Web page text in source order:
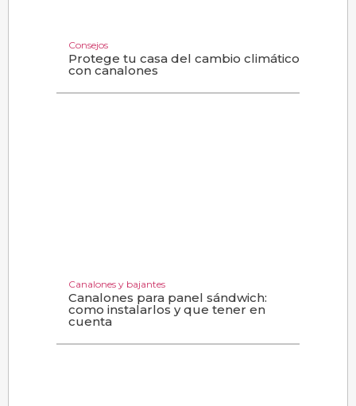
Consejos
Protege tu casa del cambio climático
con canalones
Canalones y bajantes
Canalones para panel sándwich:
como instalarlos y que tener en
cuenta